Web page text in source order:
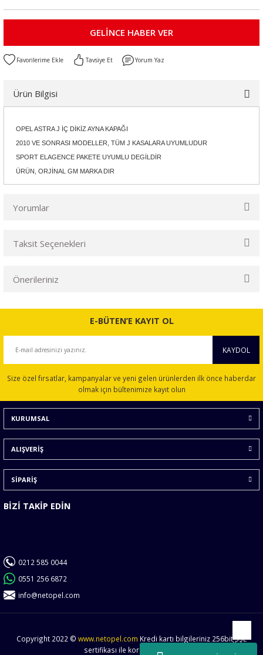
GELİNCE HABER VER
Tavsiye Et Yorum Yaz
Ürün Bilgisi
OPEL ASTRA J İÇ DİKİZ AYNA KAPAĞI
2010 VE SONRASI MODELLER, TÜM J KASALARA UYUMLUDUR
SPORT ELAGENCE PAKETE UYUMLU DEGİLDİR
ÜRÜN, ORJİNAL GM MARKA DIR
Yorumlar
Taksit Seçenekleri
Önerileriniz
Bu ürünün fiyat bilgisi, resim, ürün açıklamalarında ve diğer
konularda yetersiz gördüğünüz noktaları öneri formunu
Ürün açıklamasında eksik bilgiler bulunuyor.
Ürün bilgilerinde hatalar bulunuyor.
Ürün fiyatı diğer sitelerden daha pahalı.
Bu ürüne benzer farklı alternatifler olmalı.
E-BÜTEN’E KAYIT OL
KAYDOL
Size özel fırsatlar, kampanyalar ve yeni gelen ürünlerden ilk önce haberdar
olmak için bültenimize kayıt olun
KURUMSAL
ALIŞVERİŞ
SİPARİŞ
BİZİ TAKİP EDİN
0212 585 0044
0551 256 6872
info@netopel.com
Copyright 2022 © www.netopel.com Kredi kartı bilgileriniz 256bit SSL
sertifikası ile korunmaktadır.
Yukarı